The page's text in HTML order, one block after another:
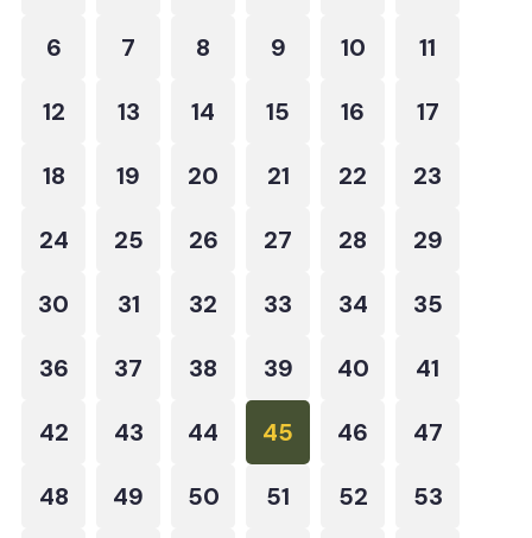
6 7 8 9 10 11
12 13 14 15 16 17
18 19 20 21 22 23
24 25 26 27 28 29
30 31 32 33 34 35
36 37 38 39 40 41
42 43 44 45 46 47
48 49 50 51 52 53